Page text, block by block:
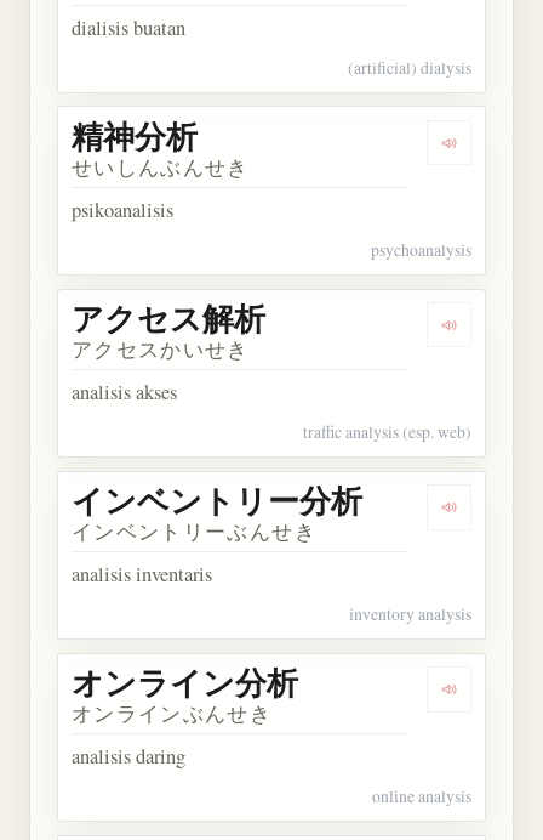
dialisis buatan
(artificial) dialysis
Dengarkan
精神分析
せいしんぶんせき
psikoanalisis
psychoanalysis
Dengarkan
アクセス解析
アクセスかいせき
analisis akses
traffic analysis (esp. web)
Dengarkan
インベントリー分析
インベントリーぶんせき
analisis inventaris
inventory analysis
Dengarkan
オンライン分析
オンラインぶんせき
analisis daring
online analysis